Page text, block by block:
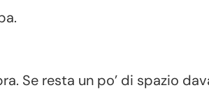
Se resta un po’ di spazio